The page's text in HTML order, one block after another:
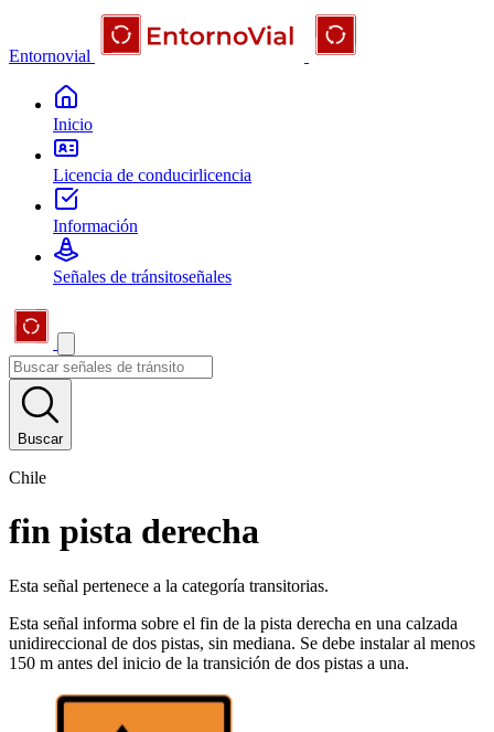
Entornovial
Inicio
Licencia de conducirlicencia
Información
Señales de tránsitoseñales
Buscar
Chile
fin pista derecha
Esta señal pertenece a la categoría transitorias.
Esta señal informa sobre el fin de la pista derecha en una calzada
unidireccional de dos pistas, sin mediana. Se debe instalar al menos
150 m antes del inicio de la transición de dos pistas a una.